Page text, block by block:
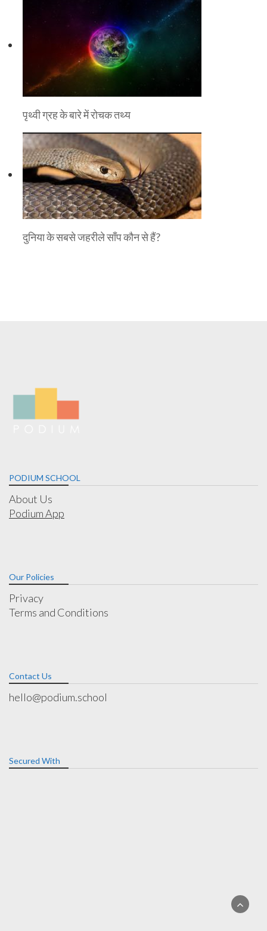
पृथ्वी ग्रह के बारे में रोचक तथ्य
दुनिया के सबसे जहरीले साँप कौन से हैं?
PODIUM SCHOOL
About Us
Podium App
Our Policies
Privacy
Terms and Conditions
Contact Us
hello@podium.school
Secured With